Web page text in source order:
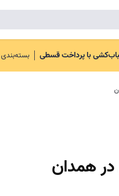
با پرداخت قسطی
در همدان